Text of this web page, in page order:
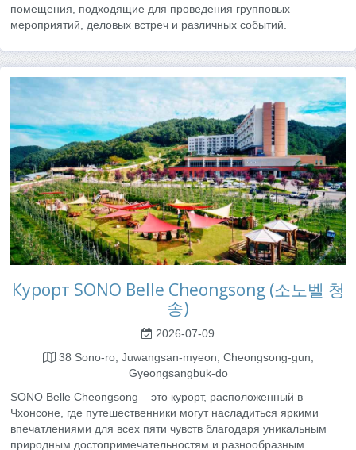
помещения, подходящие для проведения групповых
мероприятий, деловых встреч и различных событий.
Курорт SONO Belle Cheongsong (소노벨 청
송)
2026-07-09
38 Sono-ro, Juwangsan-myeon, Cheongsong-gun,
Gyeongsangbuk-do
SONO Belle Cheongsong – это курорт, расположенный в
Чхонсоне, где путешественники могут насладиться яркими
впечатлениями для всех пяти чувств благодаря уникальным
природным достопримечательностям и разнообразным